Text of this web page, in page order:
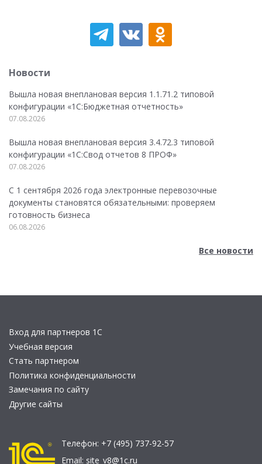
Новости
Вышла новая внеплановая версия 1.1.71.2 типовой
конфигурации «1C:Бюджетная отчетность»
07.08.2026
Вышла новая внеплановая версия 3.4.72.3 типовой
конфигурации «1C:Свод отчетов 8 ПРОФ»
07.08.2026
С 1 сентября 2026 года электронные перевозочные
документы становятся обязательными: проверяем
готовность бизнеса
06.08.2026
Все новости
Вход для партнеров 1С
Учебная версия
Стать партнером
Политика конфиденциальности
Замечания по сайту
Другие сайты
Телефон: +7 (495) 737-92-57
Email: site_v8@1c.ru